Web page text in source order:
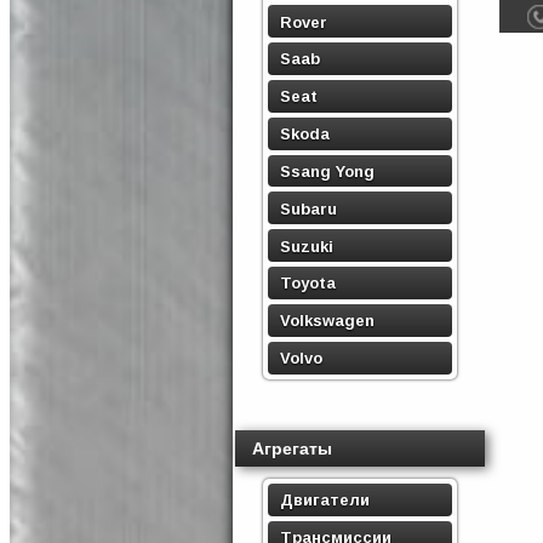
Rover
Saab
Seat
Skoda
Ssang Yong
Subaru
Suzuki
Toyota
Volkswagen
Volvo
Агрегаты
Двигатели
Трансмиссии